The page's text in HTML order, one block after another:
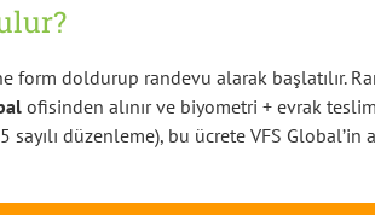
form doldurup randevu alarak başlatılır.
ofisinden alınır ve biyometri + evrak
sayılı düzenleme), bu ücrete VFS